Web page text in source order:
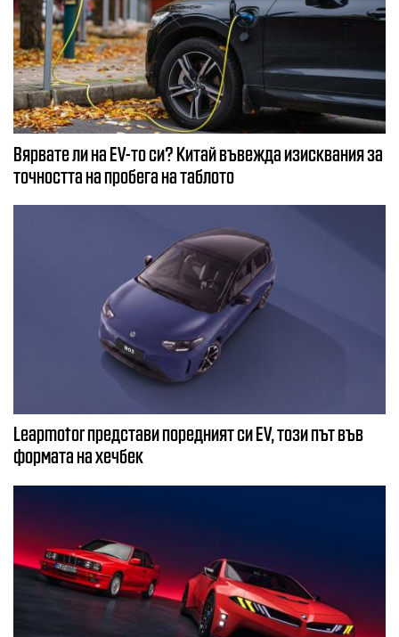
Вярвате ли на EV-то си? Китай въвежда изисквания за
точността на пробега на таблото
Leapmotor представи поредният си EV, този път във
формата на хечбек